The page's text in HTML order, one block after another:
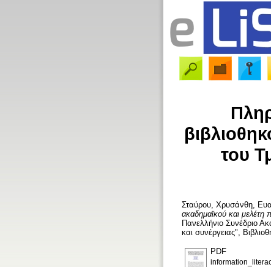
του
Σταύρου, Χρυσάνθη
ακαδημαϊκού και μελέτη
Πανελλήνιο Συνέδριο
και συνέργειας",
PDF